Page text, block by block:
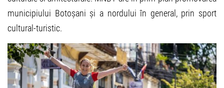
municipiului Botoșani și a nordului în general, prin sport
cultural-turistic.